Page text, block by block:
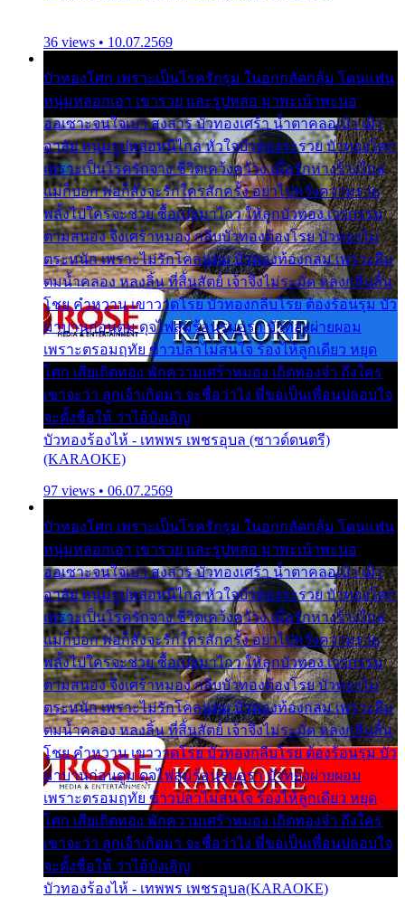
36 views • 10.07.2569
บัวทองโศก เพราะเป็นโรครักรุม ในอกกลัดกลุ้ม โดนแฟน
หนุ่มหลอกเอา เขารวย และรูปหล่อ มาพะเน้าพะนอ
ออเซาะจนใจเบา สงสาร บัวทองเศร้า น้ำตาคลอเบ้า เฝ้า
อาลัย หนุ่มรูปหล่อหนีไกล หัวใจบัวทองระรวย บัวทองโศก
เพราะเป็นโรครักจาง ชีวิตเคว้งคว้าง เมื่อรักห่างร้างไกล
แม่ก็บอก พ่อก็สั่งจะรักใครสักครั้ง อย่าไปหวังความรวย
พลั้งไปใครจะช่วย ซื้อเปลมาไกว ให้ลูกบัวทอง เวรกรรม
ตามสนอง จึงเศร้าหมอง กลีบบัวทองต้องโรย บัวทองไม่
ตระหนัก เพราะไม่รักโคลนตม บัวทองท้องกลม เพราะลืม
ตมน้ำคลอง หลงลิ้น ที่สิ้นสัตย์ เจ้าจึงไม่ระมัด หลงกลิ่นลิ้น
โชย คำหวาน เขาวาดโรย บัวทองกลีบโรย ต้องร้อนรุม บัว
มาบานก่อนตูม ดุจไฟสุมร้อนรุมอุรา บัวทองผ่ายผอม
เพราะตรอมฤทัย ข้าวปลาไม่สนใจ ร้องไห้ลูกเดียว หยุด
โศก เสียเถิดทอง พักความเศร้าหมอง เถิดทองจ๋า ถึงใคร
เขาจะว่า ลูกเจ้าเกิดมา จะชื่อว่าไง พี่ขอเป็นเพื่อนปลอบใจ
จะตั้งชื่อให้ ว่าไอ้บังเอิญ
บัวทองร้องไห้ - เทพพร เพชรอุบล (ซาวด์ดนตรี)
(KARAOKE)
97 views • 06.07.2569
บัวทองโศก เพราะเป็นโรครักรุม ในอกกลัดกลุ้ม โดนแฟน
หนุ่มหลอกเอา เขารวย และรูปหล่อ มาพะเน้าพะนอ
ออเซาะจนใจเบา สงสาร บัวทองเศร้า น้ำตาคลอเบ้า เฝ้า
อาลัย หนุ่มรูปหล่อหนีไกล หัวใจบัวทองระรวย บัวทองโศก
เพราะเป็นโรครักจาง ชีวิตเคว้งคว้าง เมื่อรักห่างร้างไกล
แม่ก็บอก พ่อก็สั่งจะรักใครสักครั้ง อย่าไปหวังความรวย
พลั้งไปใครจะช่วย ซื้อเปลมาไกว ให้ลูกบัวทอง เวรกรรม
ตามสนอง จึงเศร้าหมอง กลีบบัวทองต้องโรย บัวทองไม่
ตระหนัก เพราะไม่รักโคลนตม บัวทองท้องกลม เพราะลืม
ตมน้ำคลอง หลงลิ้น ที่สิ้นสัตย์ เจ้าจึงไม่ระมัด หลงกลิ่นลิ้น
โชย คำหวาน เขาวาดโรย บัวทองกลีบโรย ต้องร้อนรุม บัว
มาบานก่อนตูม ดุจไฟสุมร้อนรุมอุรา บัวทองผ่ายผอม
เพราะตรอมฤทัย ข้าวปลาไม่สนใจ ร้องไห้ลูกเดียว หยุด
โศก เสียเถิดทอง พักความเศร้าหมอง เถิดทองจ๋า ถึงใคร
เขาจะว่า ลูกเจ้าเกิดมา จะชื่อว่าไง พี่ขอเป็นเพื่อนปลอบใจ
จะตั้งชื่อให้ ว่าไอ้บังเอิญ
บัวทองร้องไห้ - เทพพร เพชรอุบล(KARAOKE)